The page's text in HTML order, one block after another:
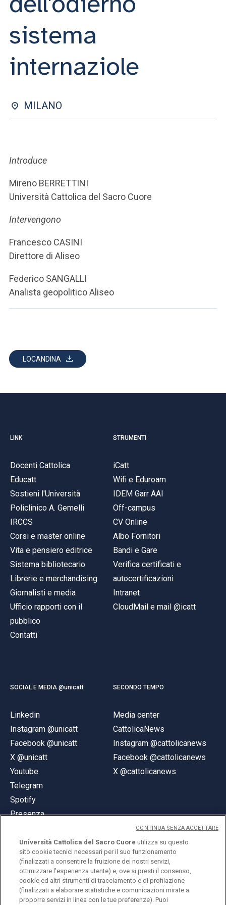
SEI UN DOCENTE O UN MEMBRO DELLO STAFF
sistema
internaziole
MILANO
Introduce
Mireno BERRETTINI
Università Cattolica del Sacro Cuore
Intervengono
Francesco CASINI
Direttore di Aliseo
Federico SANGALLI
Analista geopolitico Aliseo
LOCANDINA
LINK
Docenti Cattolica
Educatt
Sostieni l'Università
Policlinico A. Gemelli
IRCCS
Corsi e master online
Vita e pensiero editrice
Sistema bibliotecario
Librerie e merchandising
Giornalisti e media
Ufficio rapporti con il
pubblico
Contatti
STRUMENTI
iCatt
Wifi e Eduroam
IDEM Garr AAI
Off-campus
CV Online
Albo Fornitori
Bandi e Gare
Verifica certificati e
autocertificazioni
Intranet
CloudMail e mail @icatt
SOCIAL E MEDIA @unicatt
Linkedin
Instagram @unicatt
Facebook @unicatt
X @unicatt
Youtube
Telegram
Spotify
Presenza
SECONDO TEMPO
Media center
CattolicaNews
Instagram @cattolicanews
Facebook @cattolicanews
X @cattolicanews
© Università Cattolica del Sacro Cuore
Largo A. Gemelli 1, 20123 Milano
Università Cattolica del Sacro Cuore utilizza su questo
sito cookie tecnici necessari per il suo funzionamento
(finalizzati a consentire la fruizione dei nostri servizi,
ottimizzare l'esperienza utente) e, ove si presti il consenso,
cookie ed altri strumenti di tracciamento e di profilazione
(finalizzati a elaborare statistiche e comunicazioni mirate a
proporre servizi in linea con le tue preferenze). Puoi
CONTINUA SENZA ACCETTARE